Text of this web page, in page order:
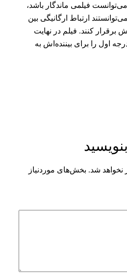
فیلمی ماندگار باشد،
ارتباط ارگانیگی بین
برقرار کنند. فیلم در نهایت
اول را برای بیننده‌اش‌ به
نخواهد شد. بخش‌های موردنیاز